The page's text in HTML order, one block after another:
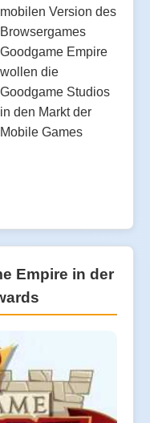
mobilen Version des
Browsergames
Goodgame Empire
wollen die
Goodgame Studios
in den Markt der
Mobile Games
Empire in der